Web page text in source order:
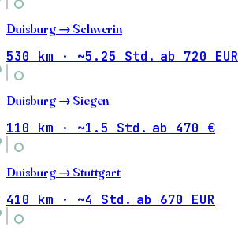
Duisburg → Schwerin
530 km · ~5.25 Std. ab 720 EUR
Duisburg → Siegen
110 km · ~1.5 Std. ab 470 €
Duisburg → Stuttgart
410 km · ~4 Std. ab 670 EUR